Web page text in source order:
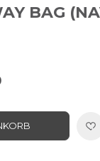
BAG
IN